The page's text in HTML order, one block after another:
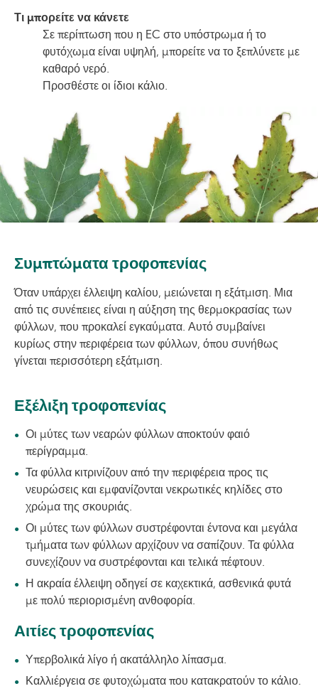
Τι μπορείτε να κάνετε
Σε περίπτωση που η EC στο υπόστρωμα ή το
φυτόχωμα είναι υψηλή, μπορείτε να το ξεπλύνετε με
καθαρό νερό.
Προσθέστε οι ίδιοι κάλιο.
Συμπτώματα τροφοπενίας
Όταν υπάρχει έλλειψη καλίου, μειώνεται η εξάτμιση. Μια
από τις συνέπειες είναι η αύξηση της θερμοκρασίας των
φύλλων, που προκαλεί εγκαύματα. Αυτό συμβαίνει
κυρίως στην περιφέρεια των φύλλων, όπου συνήθως
γίνεται περισσότερη εξάτμιση.
Εξέλιξη τροφοπενίας
Οι μύτες των νεαρών φύλλων αποκτούν φαιό
περίγραμμα.
Τα φύλλα κιτρινίζουν από την περιφέρεια προς τις
νευρώσεις και εμφανίζονται νεκρωτικές κηλίδες στο
χρώμα της σκουριάς.
Οι μύτες των φύλλων συστρέφονται έντονα και μεγάλα
τμήματα των φύλλων αρχίζουν να σαπίζουν. Τα φύλλα
συνεχίζουν να συστρέφονται και τελικά πέφτουν.
Η ακραία έλλειψη οδηγεί σε καχεκτικά, ασθενικά φυτά
με πολύ περιορισμένη ανθοφορία.
Αιτίες τροφοπενίας
Υπερβολικά λίγο ή ακατάλληλο λίπασμα.
Καλλιέργεια σε φυτοχώματα που κατακρατούν το κάλιο.